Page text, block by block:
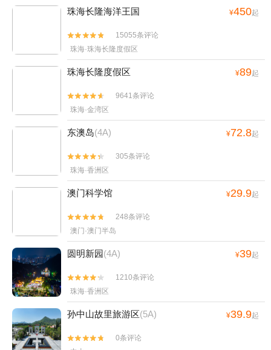
珠海长隆海洋王国 ¥450起


15055条评论
珠海·珠海长隆度假区
珠海长隆度假区 ¥89起


9641条评论
珠海·金湾区
东澳岛(4A) ¥72.8起


305条评论
珠海·香洲区
澳门科学馆 ¥29.9起


248条评论
澳门·澳门半岛
圆明新园(4A) ¥39起


1210条评论
珠海·香洲区
孙中山故里旅游区(5A) ¥39.9起


0条评论